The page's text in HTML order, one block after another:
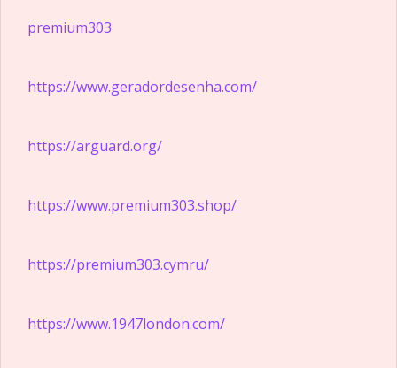
premium303
https://www.geradordesenha.com/
https://arguard.org/
https://www.premium303.shop/
https://premium303.cymru/
https://www.1947london.com/